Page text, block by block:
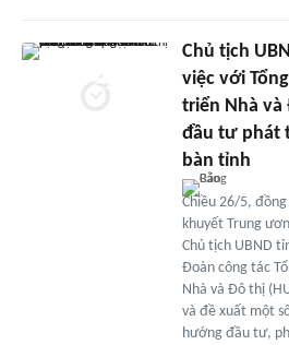
Chủ tịch
việc với
triển Nhà
đầu tư phát
bàn tỉnh
Chiều 26/5,
khuyết Trung
Chủ tịch UBND
Đoàn công tác
Nhà và Đô thị
và đề xuất một
hướng đầu tư,